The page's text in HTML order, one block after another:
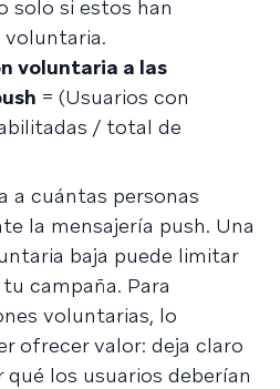
solo si estos han
voluntaria.
voluntaria a las
= (Usuarios con
/ total de
a cuántas personas
la mensajería push. Una
baja puede limitar
campaña. Para
voluntarias, lo
ofrecer valor: deja claro
los usuarios deberían